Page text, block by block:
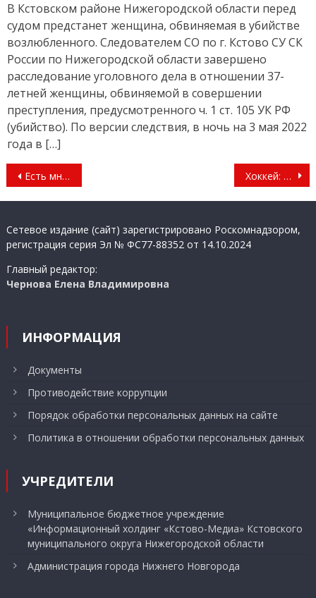
В Кстовском районе Нижегородской области перед
судом предстанет женщина, обвиняемая в убийстве
возлюбленного. Следователем СО по г. Кстово СУ СК
России по Нижегородской области завершено
расследование уголовного дела в отношении 37-
летней женщины, обвиняемой в совершении
преступления, предусмотренного ч. 1 ст. 105 УК РФ
(убийство). По версии следствия, в ночь на 3 мая 2022
года в […]
Навигация
по
Есть мнение Хоккей: обыграли «Старт»
Сетевое издание (сайт) зарегистрировано Роскомнадзором,
регистрация серия Эл № ФС77-88352 от 14.10.2024
Главный редактор:
Чернова Елена Владимировна
ИНФОРМАЦИЯ
Документы
Противодействие коррупции
Порядок обработки персональных данных на сайте
Политика в отношении обработки персональных данных
УЧРЕДИТЕЛИ
Муниципальное бюджетное учреждение
«Информационный холдинг «Кстово-Медиа» Кстовского
муниципального округа Нижегородской области
Администрация города Нижнего Новгорода